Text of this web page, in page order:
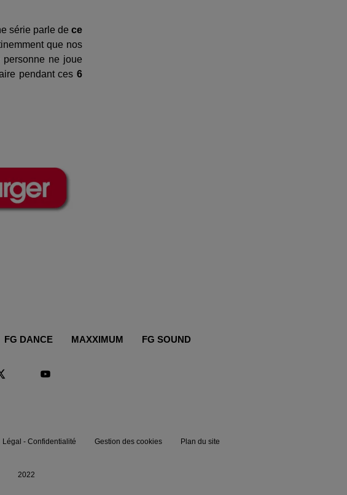
série parle de ce
que nos
ne joue
pendant ces 6
FG DANCE MAXXIMUM FG SOUND
Légal - Confidentialité Gestion des cookies Plan du site
2022